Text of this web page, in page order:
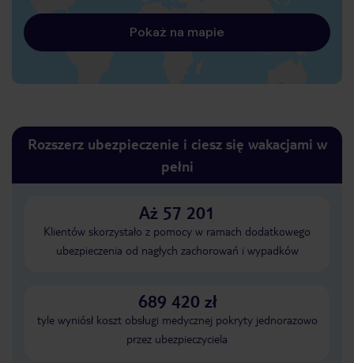
Pokaż na mapie
Rozszerz ubezpieczenie i ciesz się wakacjami w
pełni
Aż 57 201
Klientów skorzystało z pomocy w ramach dodatkowego
ubezpieczenia od nagłych zachorowań i wypadków
689 420 zł
tyle wyniósł koszt obsługi medycznej pokryty jednorazowo
przez ubezpieczyciela